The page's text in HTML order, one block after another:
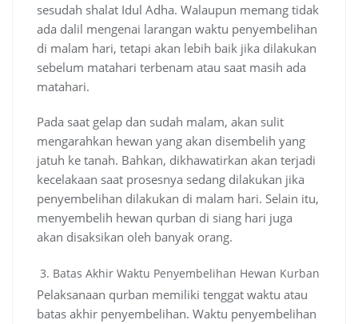
sesudah shalat Idul Adha. Walaupun memang tidak
ada dalil mengenai larangan waktu penyembelihan
di malam hari, tetapi akan lebih baik jika dilakukan
sebelum matahari terbenam atau saat masih ada
matahari.
Pada saat gelap dan sudah malam, akan sulit
mengarahkan hewan yang akan disembelih yang
jatuh ke tanah. Bahkan, dikhawatirkan akan terjadi
kecelakaan saat prosesnya sedang dilakukan jika
penyembelihan dilakukan di malam hari. Selain itu,
menyembelih hewan qurban di siang hari juga
akan disaksikan oleh banyak orang.
Batas Akhir Waktu Penyembelihan Hewan Kurban
Pelaksanaan qurban memiliki tenggat waktu atau
batas akhir penyembelihan. Waktu penyembelihan